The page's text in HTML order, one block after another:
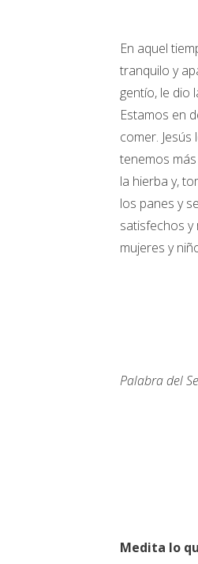
En aquel
tranquilo y
gentío, le dio
Estamos en
comer.
tenemos
la hierba y,
los panes y
satisfechos
mujeres y
Palabra del
Medita lo